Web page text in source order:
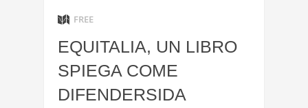
FREE
EQUITALIA, UN LIBRO
SPIEGA COME
DIFENDERSIDA